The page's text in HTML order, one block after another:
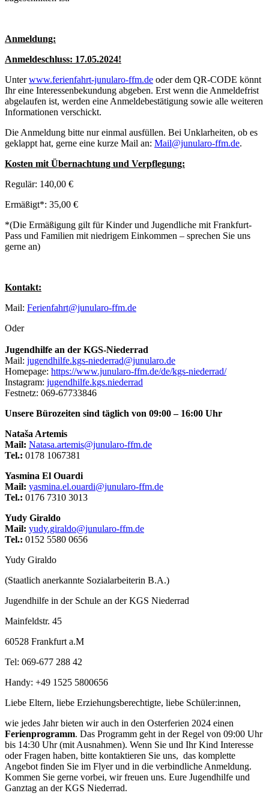
Anmeldung:
Anmeldeschluss: 17.05.2024!
Unterwww.ferienfahrt-junularo-ffm.de oder dem QR-CODE könnt
Ihr eine Interessenbekundung abgeben. Erst wenn die Anmeldefrist
abgelaufen ist, werden eine Anmeldebestätigung sowie alle weiteren
Informationen verschickt.
Die Anmeldung bitte nur einmal ausfüllen. Bei Unklarheiten, ob es
geklappt hat, gerne eine kurze Mail an: Mail@junularo-ffm.de.
Kosten mit Übernachtung und Verpflegung:
Regulär: 140,00 €
Ermäßigt*: 35,00 €
*(Die Ermäßigung gilt für Kinder und Jugendliche mit Frankfurt-
Pass und Familien mit niedrigem Einkommen – sprechen Sie uns
gerne an)
Kontakt:
Mail: Ferienfahrt@junularo-ffm.de
Oder
Jugendhilfe an der KGS-Niederrad
Mail: jugendhilfe.kgs-niederrad@junularo.de
Homepage: https://www.junularo-ffm.de/de/kgs-niederrad/
Instagram: jugendhilfe.kgs.niederrad
Festnetz: 069-67733846
Unsere Bürozeiten sind täglich von 09:00 – 16:00 Uhr
Nataša Artemis
Mail: Natasa.artemis@junularo-ffm.de
Tel.: 0178 1067381
Yasmina El Ouardi
Mail: yasmina.el.ouardi@junularo-ffm.de
Tel.: 0176 7310 3013
Yudy Giraldo
Mail: yudy.giraldo@junularo-ffm.de
Tel.: 0152 5580 0656
Yudy Giraldo
(Staatlich anerkannte Sozialarbeiterin B.A.)
Jugendhilfe in der Schule an der KGS Niederrad
Mainfeldstr. 45
60528 Frankfurt a.M
Tel: 069-677 288 42
Handy: +49 1525 5800656
Liebe Eltern, liebe Erziehungsberechtigte, liebe Schüler:innen,
wie jedes Jahr bieten wir auch in den Osterferien 2024 einen
Ferienprogramm. Das Programm geht in der Regel von 09:00 Uhr
bis 14:30 Uhr (mit Ausnahmen). Wenn Sie und Ihr Kind Interesse
oder Fragen haben, bitte kontaktieren Sie uns, das komplette
Angebot finden Sie im Flyer und in die verbindliche Anmeldung.
Kommen Sie gerne vorbei, wir freuen uns. Eure Jugendhilfe und
Ganztag an der KGS Niederrad.